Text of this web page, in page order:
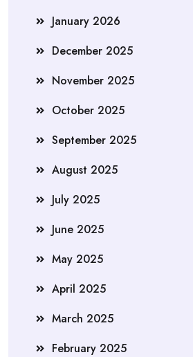
January 2026
December 2025
November 2025
October 2025
September 2025
August 2025
July 2025
June 2025
May 2025
April 2025
March 2025
February 2025